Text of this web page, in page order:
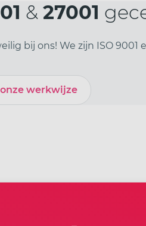
& 27001
bij ons! We zijn ISO
werkwijze